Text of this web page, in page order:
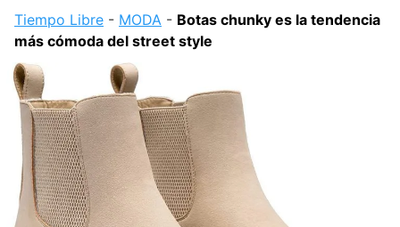
Tiempo Libre - MODA - Botas chunky es la tendencia
más cómoda del street style